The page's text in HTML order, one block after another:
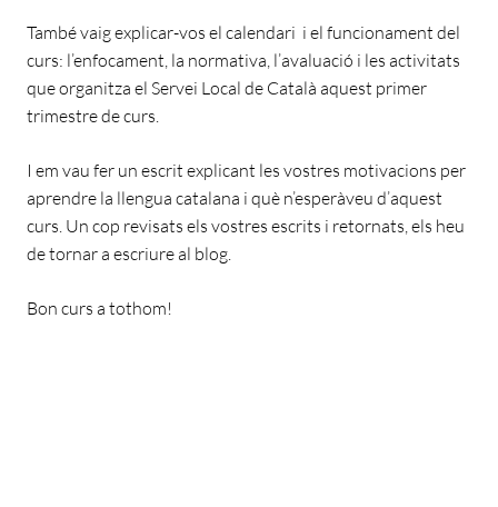
També vaig explicar-vos el calendari i el funcionament del
curs: l’enfocament, la normativa, l’avaluació i les activitats
que organitza el Servei Local de Català aquest primer
trimestre de curs.
I em vau fer un escrit explicant les vostres motivacions per
aprendre la llengua catalana i què n’esperàveu d’aquest
curs. Un cop revisats els vostres escrits i retornats, els heu
de tornar a escriure al blog.
Bon curs a tothom!